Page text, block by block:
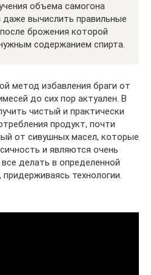
объема самогона
даже вычислить правильные
брожения которой
содержанием спирта.
метод избавления браги от
до сих пор актуален. В
чистый и практически
продукт, почти
от сивушных масел, которые
и являются очень
делать в определенной
технологии.